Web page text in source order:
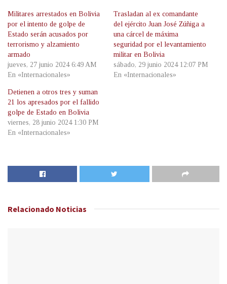
Militares arrestados en Bolivia
por el intento de golpe de
Estado serán acusados por
terrorismo y alzamiento
armado
jueves, 27 junio 2024 6:49 AM
En «Internacionales»
Trasladan al ex comandante
del ejército Juan José Zúñiga a
una cárcel de máxima
seguridad por el levantamiento
militar en Bolivia
sábado, 29 junio 2024 12:07 PM
En «Internacionales»
Detienen a otros tres y suman
21 los apresados por el fallido
golpe de Estado en Bolivia
viernes, 28 junio 2024 1:30 PM
En «Internacionales»
Relacionado Noticias